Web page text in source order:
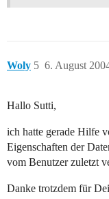
Woly 6. August
5
Hallo Sutti,
ich hatte gerade Hilfe
Eigenschaften der
vom Benutzer zuletzt
Danke trotzdem für